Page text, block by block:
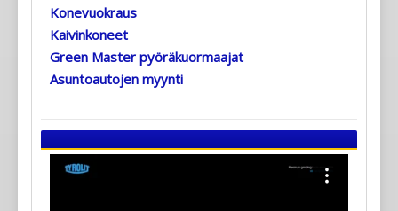
Konevuokraus
Kaivinkoneet
Green Master pyöräkuormaajat
Asuntoautojen myynti